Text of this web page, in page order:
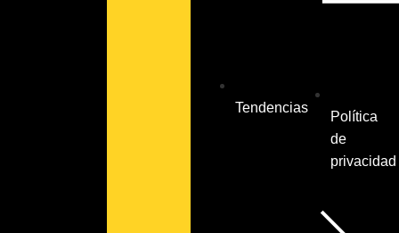
Tendencias
Política
de
privacidad